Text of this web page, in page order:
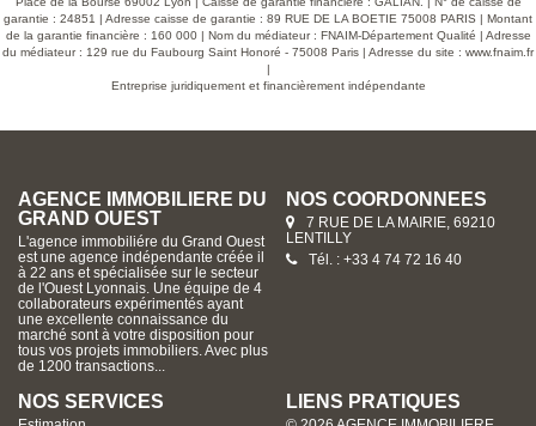
de
garantie : 24851 | Adresse caisse de garantie : 89 RUE DE LA BOETIE 75008 PARIS | Montant
de la garantie financière : 160 000 | Nom du médiateur : FNAIM-Département Qualité | Adresse
du médiateur : 129 rue du Faubourg Saint Honoré - 75008 Paris | Adresse du site : www.fnaim.fr
Entreprise juridiquement et financièrement indépendante
AGENCE IMMOBILIERE DU
GRAND OUEST
L'agence immobiliére du Grand Ouest
est une agence indépendante créée il
à 22 ans et spécialisée sur le secteur
de l'Ouest Lyonnais. Une équipe de 4
collaborateurs expérimentés ayant
une excellente connaissance du
marché sont à votre disposition pour
tous vos projets immobiliers. Avec plus
de 1200 transactions...
NOS COORDONNÉES
7 RUE DE LA MAIRIE, 69210
LENTILLY
Tél. : +33 4 74 72 16 40
NOS SERVICES LIENS PRATIQUES